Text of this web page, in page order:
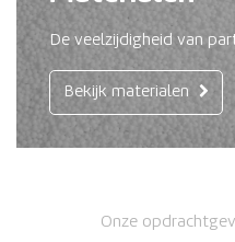
De veelzijdigheid van
Bekijk materialen
Onze